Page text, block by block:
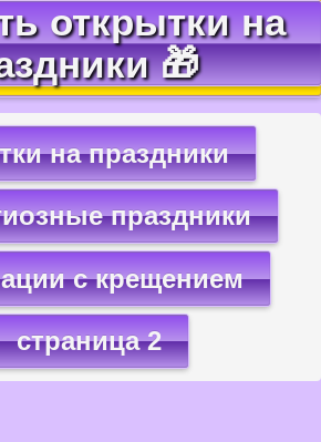
открытки на
🎁
на праздники
праздники
с крещением
страница 2